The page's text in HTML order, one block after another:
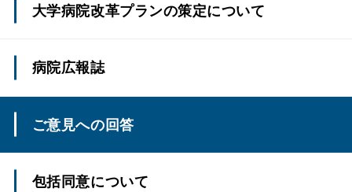
令和4年度獨協医科大学外部監査委員会報告
令和3年度獨協医科大学外部監査委員会報告
大学病院改革プランの策定について
病院広報誌
獨協医科大学病院だより
ご意見への回答
包括同意について